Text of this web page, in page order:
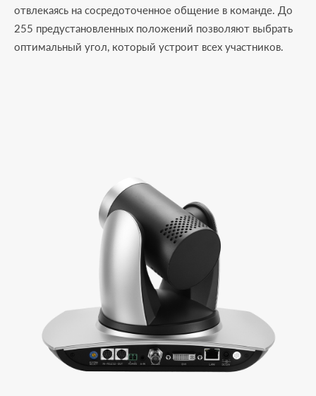
отвлекаясь на сосредоточенное общение в команде. До
255 предустановленных положений позволяют выбрать
оптимальный угол, который устроит всех участников.